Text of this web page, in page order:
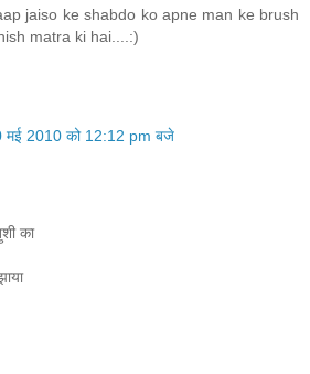
jaiso ke shabdo ko apne man ke brush
matra ki hai....:)
मई 2010 को 12:12 pm बजे
का